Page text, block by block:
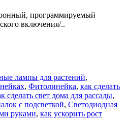
программируемый
включения/..
лампы для растений,
, Фитолинейка, как сделать
сделать свет дома для рассады,
с подсветкой, Светодиодная
руками, как ускорить рост